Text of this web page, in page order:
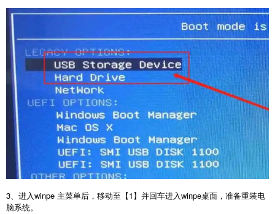
3、进入winpe 主菜单后，移动至【1】并回车进入winpe桌面，准备重装电
脑系统。